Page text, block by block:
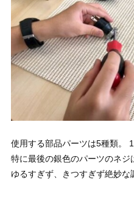
使用する部品パーツは5種類。
特に最後の銀色のパーツのネジ
ゆるすぎず、きつすぎず絶妙な